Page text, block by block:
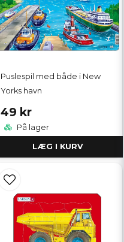
Puslespil med både i New
Yorks havn
49 kr
På lager
LÆG I KURV